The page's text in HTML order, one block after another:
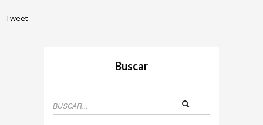
Tweet
Buscar